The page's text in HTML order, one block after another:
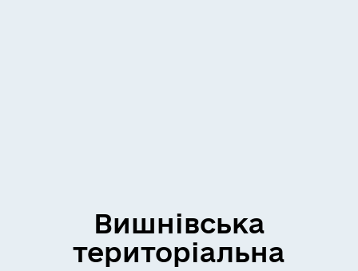
Вишнівська
територіальна